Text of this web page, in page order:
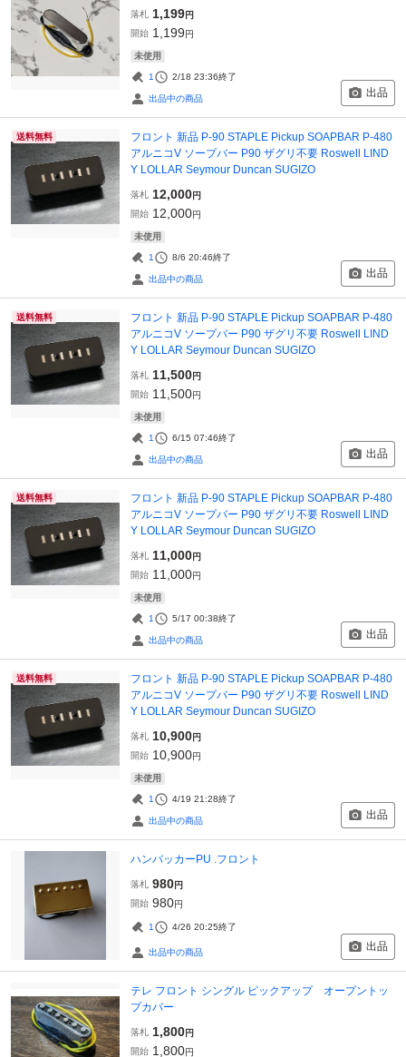
落札 1,199円
開始 1,199円
未使用
1 2/18 23:36終了
出品中の商品 出品
送料無料
フロント 新品 P-90 STAPLE Pickup SOAPBAR P-480
アルニコV ソープバー P90 ザグリ不要 Roswell LIND
Y LOLLAR Seymour Duncan SUGIZO
落札 12,000円
開始 12,000円
未使用
1 8/6 20:46終了
出品中の商品 出品
送料無料
フロント 新品 P-90 STAPLE Pickup SOAPBAR P-480
アルニコV ソープバー P90 ザグリ不要 Roswell LIND
Y LOLLAR Seymour Duncan SUGIZO
落札 11,500円
開始 11,500円
未使用
1 6/15 07:46終了
出品中の商品 出品
送料無料
フロント 新品 P-90 STAPLE Pickup SOAPBAR P-480
アルニコV ソープバー P90 ザグリ不要 Roswell LIND
Y LOLLAR Seymour Duncan SUGIZO
落札 11,000円
開始 11,000円
未使用
1 5/17 00:38終了
出品中の商品 出品
送料無料
フロント 新品 P-90 STAPLE Pickup SOAPBAR P-480
アルニコV ソープバー P90 ザグリ不要 Roswell LIND
Y LOLLAR Seymour Duncan SUGIZO
落札 10,900円
開始 10,900円
未使用
1 4/19 21:28終了
出品中の商品 出品
ハンバッカーPU .フロント
落札 980円
開始 980円
1 4/26 20:25終了
出品中の商品 出品
テレ フロント シングル ピックアップ オープントッ
プカバー
落札 1,800円
開始 1,800円